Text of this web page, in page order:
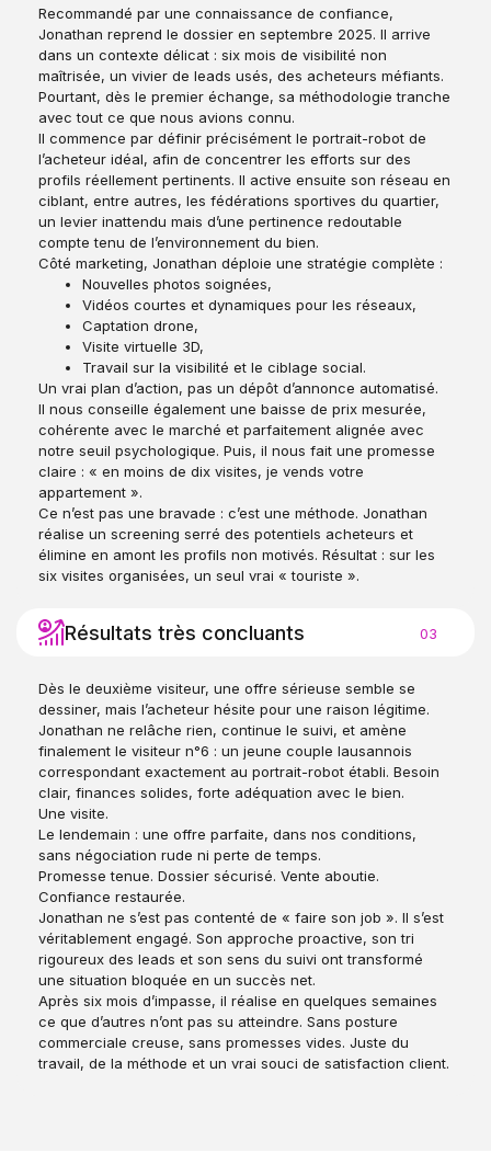
Recommandé par une connaissance de confiance,
Jonathan reprend le dossier en septembre 2025. Il arrive
dans un contexte délicat : six mois de visibilité non
maîtrisée, un vivier de leads usés, des acheteurs méfiants.
Pourtant, dès le premier échange, sa méthodologie tranche
avec tout ce que nous avions connu.
Il commence par définir précisément le portrait-robot de
l’acheteur idéal, afin de concentrer les efforts sur des
profils réellement pertinents. Il active ensuite son réseau en
ciblant, entre autres, les fédérations sportives du quartier,
un levier inattendu mais d’une pertinence redoutable
compte tenu de l’environnement du bien.
Côté marketing, Jonathan déploie une stratégie complète :
Nouvelles photos soignées,
Vidéos courtes et dynamiques pour les réseaux,
Captation drone,
Visite virtuelle 3D,
Travail sur la visibilité et le ciblage social.
Un vrai plan d’action, pas un dépôt d’annonce automatisé.
Il nous conseille également une baisse de prix mesurée,
cohérente avec le marché et parfaitement alignée avec
notre seuil psychologique. Puis, il nous fait une promesse
claire : « en moins de dix visites, je vends votre
appartement ».
Ce n’est pas une bravade : c’est une méthode. Jonathan
réalise un screening serré des potentiels acheteurs et
élimine en amont les profils non motivés. Résultat : sur les
six visites organisées, un seul vrai « touriste ».
Résultats très concluants 03
Dès le deuxième visiteur, une offre sérieuse semble se
dessiner, mais l’acheteur hésite pour une raison légitime.
Jonathan ne relâche rien, continue le suivi, et amène
finalement le visiteur n°6 : un jeune couple lausannois
correspondant exactement au portrait-robot établi. Besoin
clair, finances solides, forte adéquation avec le bien.
Une visite.
Le lendemain : une offre parfaite, dans nos conditions,
sans négociation rude ni perte de temps.
Promesse tenue. Dossier sécurisé. Vente aboutie.
Confiance restaurée.
Jonathan ne s’est pas contenté de « faire son job ». Il s’est
véritablement engagé. Son approche proactive, son tri
rigoureux des leads et son sens du suivi ont transformé
une situation bloquée en un succès net.
Après six mois d’impasse, il réalise en quelques semaines
ce que d’autres n’ont pas su atteindre. Sans posture
commerciale creuse, sans promesses vides. Juste du
travail, de la méthode et un vrai souci de satisfaction client.